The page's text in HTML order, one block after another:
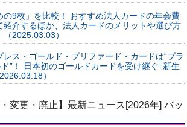
の9枚」を比較！ おすすめ法人カードの年会費
紹介するほか、法人カードのメリットや選び方
2025.03.03）
ス・ゴールド・プリファード・カードは“プラ
”！ 日本初のゴールドカードを受け継ぐ｢新生
）
変更・廃止】最新ニュース[2026年] バッ